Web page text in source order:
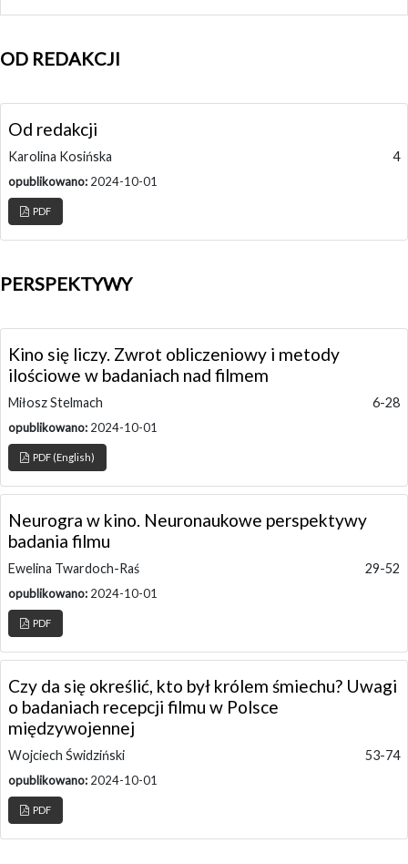
OD REDAKCJI
Od redakcji
Karolina Kosińska 4
opublikowano: 2024-10-01
PDF
PERSPEKTYWY
Kino się liczy. Zwrot obliczeniowy i metody
ilościowe w badaniach nad filmem
Miłosz Stelmach 6-28
opublikowano: 2024-10-01
PDF (English)
Neurogra w kino. Neuronaukowe perspektywy
badania filmu
Ewelina Twardoch-Raś 29-52
opublikowano: 2024-10-01
PDF
Czy da się określić, kto był królem śmiechu? Uwagi
o badaniach recepcji filmu w Polsce
międzywojennej
Wojciech Świdziński 53-74
opublikowano: 2024-10-01
PDF